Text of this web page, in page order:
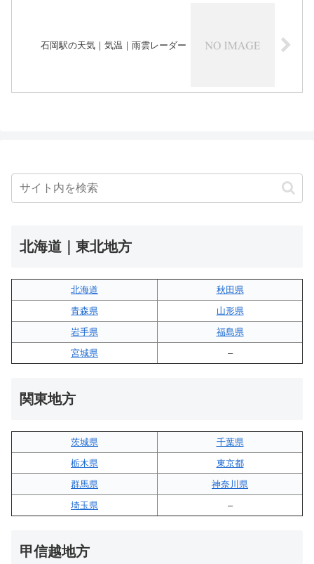
石岡駅の天気｜気温｜雨雲レーダー
北海道｜東北地方
北海道
秋田県
青森県
山形県
岩手県
福島県
宮城県
–
関東地方
茨城県
千葉県
栃木県
東京都
群馬県
神奈川県
埼玉県
–
甲信越地方